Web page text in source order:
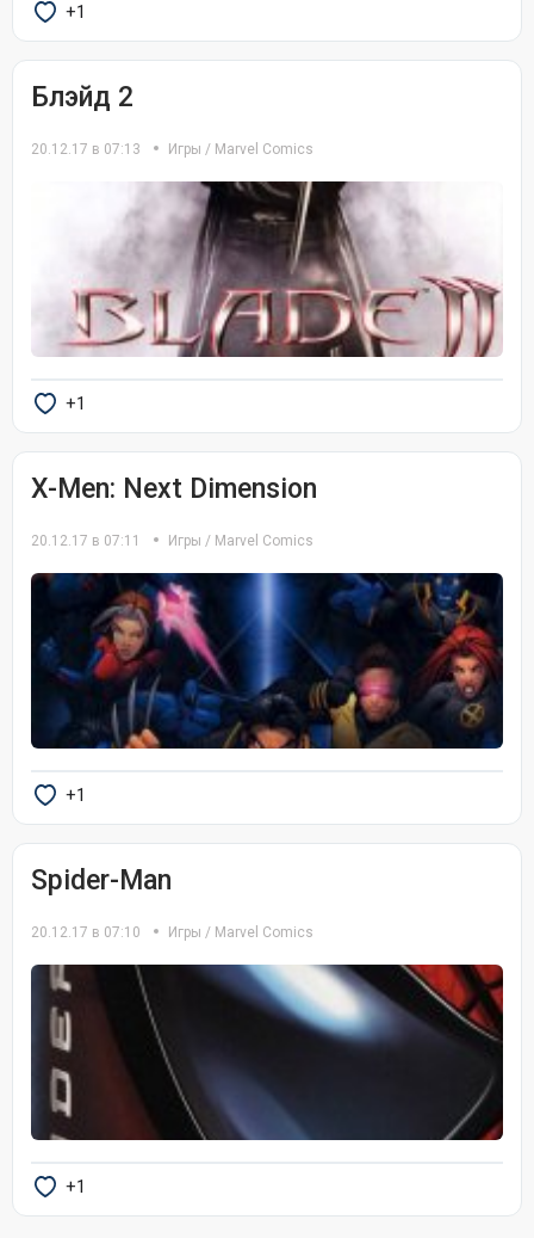
+1
Блэйд 2
20.12.17 в 07:13 Игры / Marvel Comics
+1
X-Men: Next Dimension
20.12.17 в 07:11 Игры / Marvel Comics
+1
Spider-Man
20.12.17 в 07:10 Игры / Marvel Comics
+1